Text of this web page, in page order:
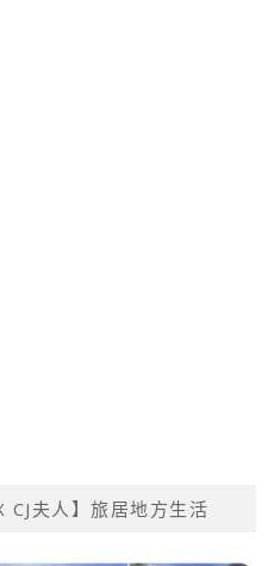
CJ夫人】旅居地方生活